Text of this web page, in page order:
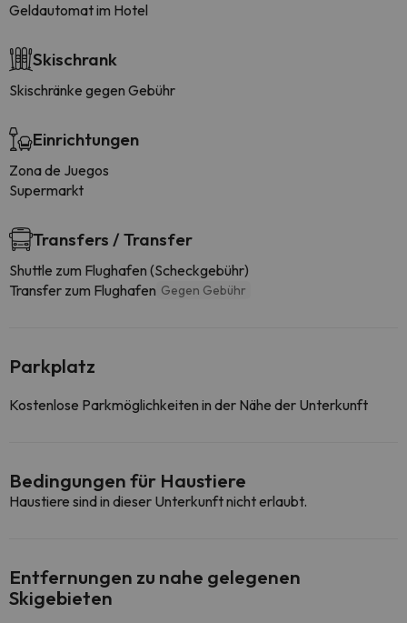
Geldautomat im Hotel
Skischrank
Skischränke gegen Gebühr
Einrichtungen
Zona de Juegos
Supermarkt
Transfers / Transfer
Shuttle zum Flughafen (Scheckgebühr)
Transfer zum Flughafen Gegen Gebühr
Parkplatz
Kostenlose Parkmöglichkeiten in der Nähe der Unterkunft
Bedingungen für Haustiere
Haustiere sind in dieser Unterkunft nicht erlaubt.
Entfernungen zu nahe gelegenen
Skigebieten